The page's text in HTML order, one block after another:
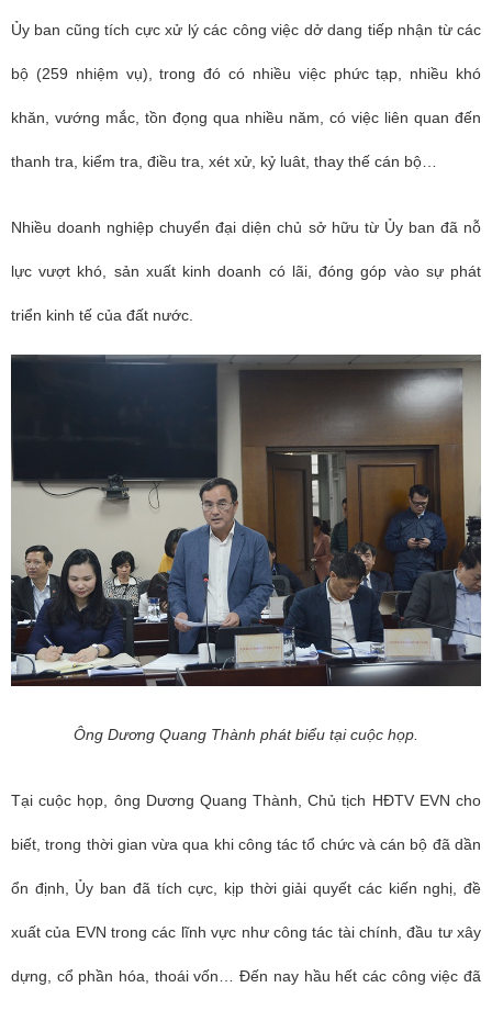
Ủy ban cũng tích cực xử lý các công việc dở dang tiếp nhận từ các
bộ (259 nhiệm vụ), trong đó có nhiều việc phức tạp, nhiều khó
khăn, vướng mắc, tồn đọng qua nhiều năm, có việc liên quan đến
thanh tra, kiểm tra, điều tra, xét xử, kỷ luât, thay thế cán bộ…
Nhiều doanh nghiệp chuyển đại diện chủ sở hữu từ Ủy ban đã nỗ
lực vượt khó, sản xuất kinh doanh có lãi, đóng góp vào sự phát
triển kinh tế của đất nước.
Ông Dương Quang Thành phát biểu tại cuộc họp.
Tại cuộc họp, ông Dương Quang Thành, Chủ tịch HĐTV EVN cho
biết, trong thời gian vừa qua khi công tác tổ chức và cán bộ đã dần
ổn định, Ủy ban đã tích cực, kịp thời giải quyết các kiến nghị, đề
xuất của EVN trong các lĩnh vực như công tác tài chính, đầu tư xây
dựng, cổ phần hóa, thoái vốn… Đến nay hầu hết các công việc đã